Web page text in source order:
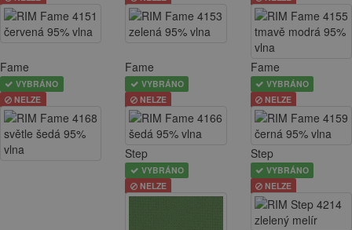
Fame
VYBRÁNO
NELZE
Fame
VYBRÁNO
NELZE
Fame
VYBRÁNO
NELZE
Step
VYBRÁNO
NELZE
Step
VYBRÁNO
NELZE